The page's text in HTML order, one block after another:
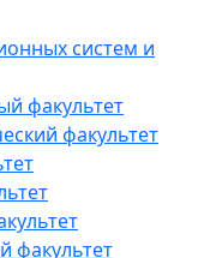
систем и
факультет
факультет
факультет